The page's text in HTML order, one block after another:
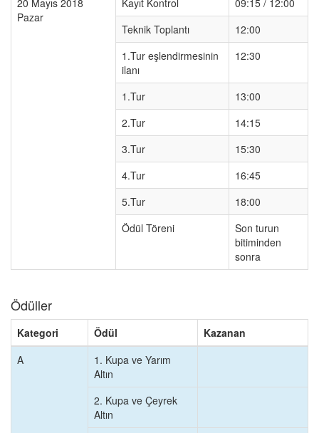
20 Mayıs 2018
Pazar
Kayıt Kontrol
09:15 / 12:00
Teknik Toplantı
12:00
1.Tur eşlendirmesinin
ilanı
12:30
1.Tur
13:00
2.Tur
14:15
3.Tur
15:30
4.Tur
16:45
5.Tur
18:00
Ödül Töreni
Son turun
bitiminden
sonra
Ödüller
Kategori Ödül
Kazanan
A
1. Kupa ve Yarım
Altın
2. Kupa ve Çeyrek
Altın